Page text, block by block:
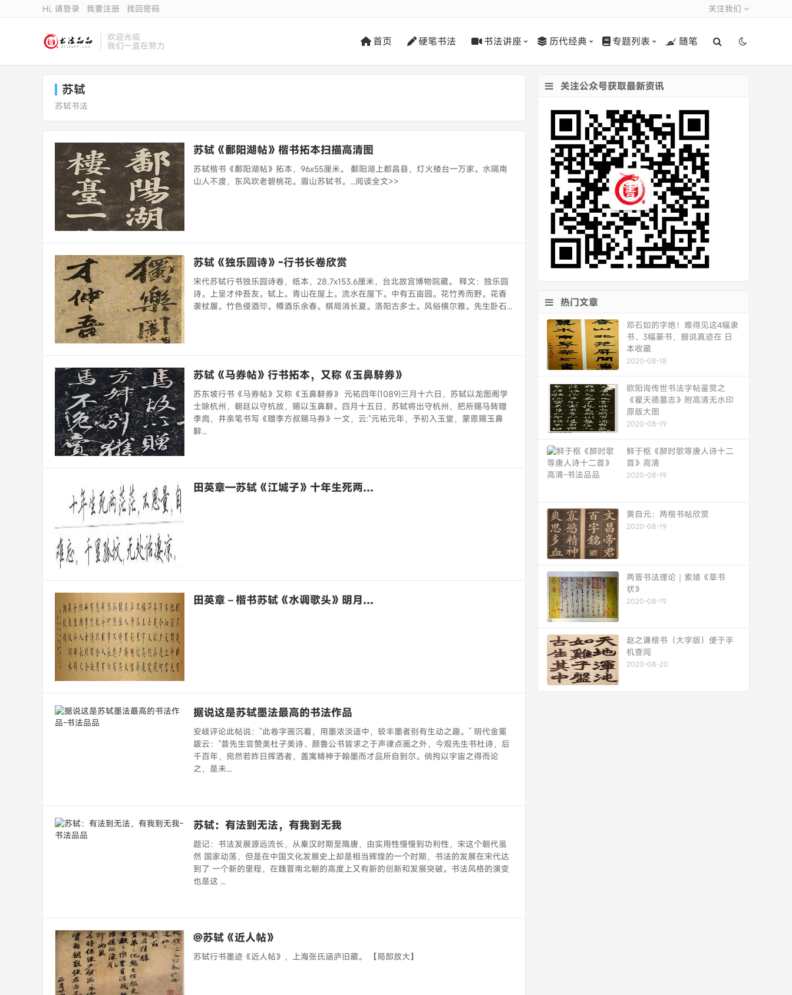
关注我们
Hi, 请登录 我要注册 找回密码
欢迎光临
我们一直在努力 首页 硬笔书法 书法讲座 历代经典 专题列表 随笔
苏轼
苏轼书法
苏轼《鄱阳湖帖》楷书拓本扫描高清图
苏轼楷书《鄱阳湖帖》拓本，96x55厘米。 鄱阳湖上都昌县，灯火楼台一万家。水隔南
山人不渡，东风吹老碧桃花。眉山苏轼书。...阅读全文>>
苏轼《独乐园诗》-行书长卷欣赏
宋代苏轼行书独乐园诗卷，纸本，28.7x153.6厘米，台北故宫博物院藏。 释文：独乐园
诗。上呈才仲吾友。轼上。青山在屋上。流水在屋下。中有五亩园。花竹秀而野。花香
袭杖履。竹色侵酒斝。樽酒乐余春。棋局消长夏。洛阳古多士。风俗横尔雅。先生卧石...
苏轼《马券帖》行书拓本，又称《玉鼻騂券》
苏东坡行书《马券帖》又称《玉鼻騂券》 元祐四年(1089)三月十六日，苏轼以龙图阁学
士除杭州，朝廷以守杭故，赐以玉鼻騂。四月十五日，苏轼将出守杭州，把所赐马转赠
李廌，并亲笔书写《赠李方叔赐马券》一文，云:“元祐元年，予初入玉堂，蒙恩赐玉鼻
騂...
田英章—苏轼《江城子》十年生死两…
田英章－楷书苏轼《水调歌头》明月…
据说这是苏轼墨法最高的书法作品
安岐评论此帖说：“此卷字画沉着，用墨浓淡适中，较丰墨者别有生动之趣。” 明代金冕
跋云：“昔先生尝赞美杜子美诗、颜鲁公书皆求之于声律点画之外，今观先生书杜诗，后
千百年，宛然若昨日挥洒者，盖寓精神于翰墨而才品所自到尔。倘拘以宇宙之得而论
之，是未...
苏轼：有法到无法，有我到无我
题记：书法发展源远流长，从秦汉时期至隋唐，由实用性慢慢到功利性，宋这个朝代虽
然 国家动荡，但是在中国文化发展史上却是相当辉煌的一个时期，书法的发展在宋代达
到了 一个新的里程，在魏晋南北朝的高度上又有新的创新和发展突破。书法风格的演变
也是这 ...
@苏轼《近人帖》
苏轼行书墨迹《近人帖》，上海张氏涵庐旧藏。 【局部放大】
关注公众号获取最新资讯
热门文章
邓石如的字绝！难得见这4幅隶
书、3幅篆书，据说真迹在 日
本收藏
2020-08-18
欧阳询传世书法字帖鉴赏之
《翟天德墓志》附高清无水印
原版大图
2020-08-19
鲜于枢《醉时歌等唐人诗十二
首》高清
2020-08-19
黄自元：两楷书帖欣赏
2020-08-19
两晋书法理论｜索靖《草书
状》
2020-08-19
赵之谦楷书（大字版）便于手
机查阅
2020-08-20